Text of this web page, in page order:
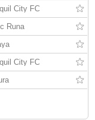
City FC
Runa
City FC